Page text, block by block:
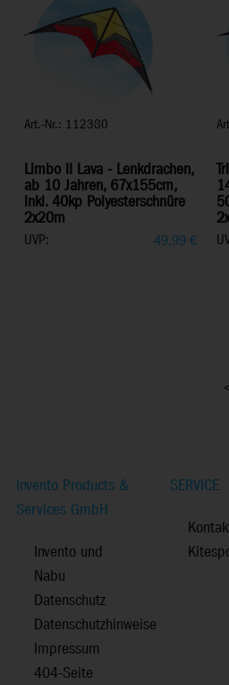
Art.-Nr.: 112380
Limbo II Lava - Lenkdrachen,
ab 10 Jahren, 67x155cm,
inkl. 40kp Polyesterschnüre
2x20m
UVP: 49,99 €
Invento Products &
Services GmbH
Invento und
Nabu
Datenschutz
Datenschutzhinweise
Impressum
404-Seite
SERVICE